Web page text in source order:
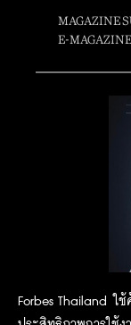
Forbes Thailand ใ
MAGAZINE
E-